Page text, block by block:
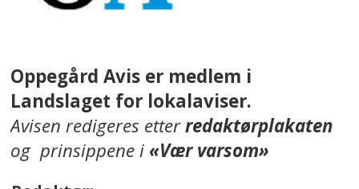
Oppegård Avis er medlem i
Landslaget for lokalaviser.
Avisen redigeres etterredaktørplakaten
og prinsippene i«Vær varsom»